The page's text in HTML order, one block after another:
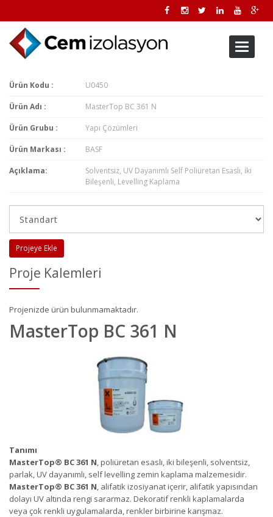
Toggle
Ürün Kodu : U0450
Ürün Adı : MasterTop BC 361 N
Ürün Grubu : Yapı Çözümleri
Ürün Markası : BASF
Açıklama:
Solventsiz, UV Dayanımlı Self Poliüretan Esaslı, İki
Bileşenli, Levelling Kaplama
Projeye Ekle
Proje Kalemleri
Projenizde ürün bulunmamaktadır.
MasterTop BC 361 N
Tanımı
MasterTop® BC 361 N, poliüretan esaslı, iki bileşenli, solventsiz,
parlak, UV dayanımlı, self levelling zemin kaplama malzemesidir.
MasterTop® BC 361 N, alifatik izosiyanat içerir, alifatik yapısından
dolayı UV altında rengi sararmaz. Dekoratif renkli kaplamalarda
veya çok renkli uygulamalarda, renkler birbirine karışmaz.